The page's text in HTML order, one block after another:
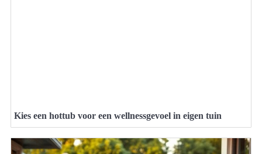
Kies een hottub voor een wellnessgevoel in eigen tuin